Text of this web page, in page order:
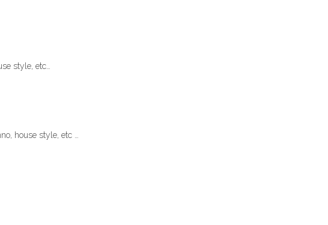
style, etc…
house style, etc …